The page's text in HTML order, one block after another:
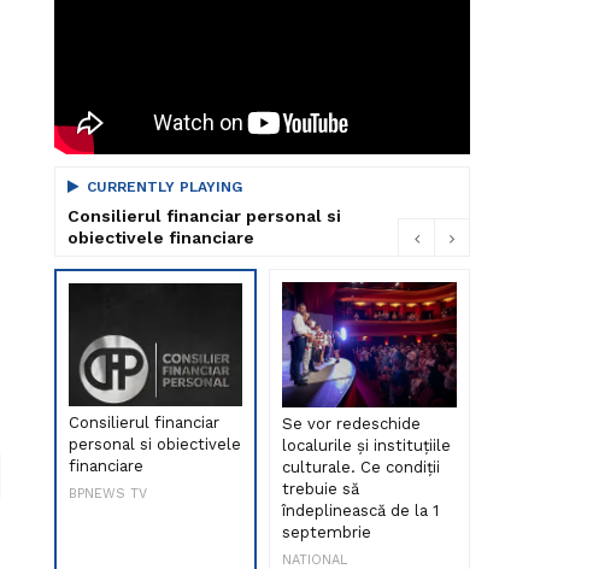
CURRENTLY PLAYING
Consilierul financiar personal si
obiectivele financiare
Consilierul financiar
personal si obiectivele
financiare
BPNEWS TV
Se vor redeschide
localurile și instituțiile
culturale. Ce condiții
trebuie să
îndeplinească de la 1
septembrie
NATIONAL